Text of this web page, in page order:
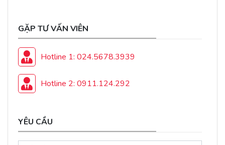
GẶP TƯ VẤN VIÊN
Hotline 1: 024.5678.3939
Hotline 2: 0911.124.292
YÊU CẦU